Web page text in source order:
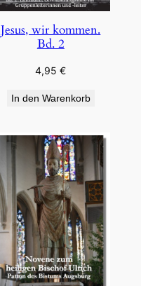
Jesus, wir kommen.
Bd. 2
4,95€
In den Warenkorb